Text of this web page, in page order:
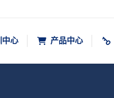
中心 产品中心